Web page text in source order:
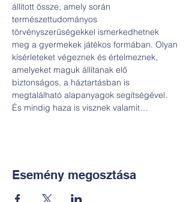
állított össze, amely során
természettudományos
törvényszerűségekkel ismerkedhetnek
meg a gyermekek játékos formában. Olyan
kísérleteket végeznek és értelmeznek,
amelyeket maguk állítanak elő
biztonságos, a háztartásban is
megtalálható alapanyagok segítségével.
És mindig haza is visznek valamit…
Esemény megosztása